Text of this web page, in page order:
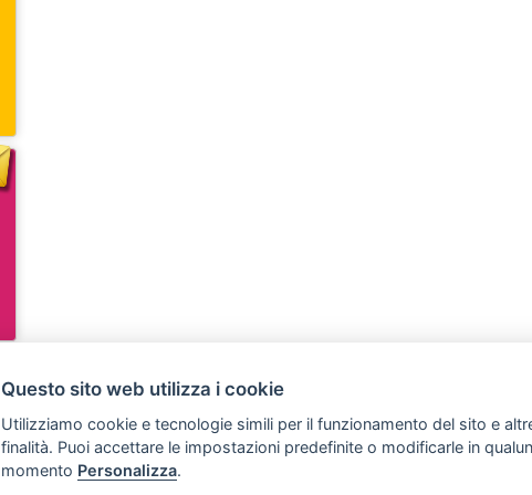
SVILUPPO TURISMO ITALIA S.r.L. unipersonale
Questo sito web utilizza i cookie
Utilizziamo cookie e tecnologie simili per il funzionamento del sito e
finalità. Puoi accettare le impostazioni predefinite o modificarle in
momento Personalizza.